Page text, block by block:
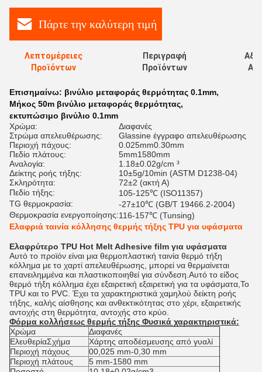
Πάρτε την καλύτερη τιμή
Λεπτομέρειες
Προϊόντων
Περιγραφή
Προϊόντων
Επισημαίνω: βινύλιο μεταφοράς θερμότητας 0.1mm,
Μήκος 50m βινύλιο μεταφοράς θερμότητας,
εκτυπώσιμο βινύλιο 0.1mm
Χρώμα:
Διαφανές
Στρώμα απελευθέρωσης:
Glassine έγγραφο απελευθέρωσης
Περιοχή πάχους:
0.025mm0.30mm
Πεδίο πλάτους:
5mm1580mm
Αναλογία:
1.18±0.02g/cm ³
Δείκτης ροής τήξης:
10±5g/10min (ASTM D1238-04)
Σκληρότητα:
72±2 (ακτή Α)
Πεδίο τήξης:
105-125℃ (ISO11357)
TG θερμοκρασία:
-27±10℃ (GB/T 19466.2-2004)
Θερμοκρασία ενεργοποίησης:116-157℃ (Tunsing)
Ελαφριά ταινία κόλλησης θερμής τήξης TPU για υφάσματα
Ελαφρύτερο TPU Hot Melt Adhesive film για υφάσματα
Αυτό το προϊόν είναι μια θερμοπλαστική ταινία θερμό τήξη
κόλλημα με το χαρτί απελευθέρωσης, μπορεί να θερμαίνεται
επανειλημμένα και πλαστικοποιηθεί για σύνδεση.Αυτό το είδος
θερμό τήξη κόλλημα έχει εξαιρετική εξαιρετική για τα υφάσματα,Το
TPU και το PVC. Έχει τα χαρακτηριστικά χαμηλού δείκτη ροής
τήξης, καλής αίσθησης και ανθεκτικότητας στο χέρι, εξαιρετικής
αντοχής στη θερμότητα, αντοχής στο κρύο.
Φόρμα κολλήσεως θερμής τήξης Φυσικά χαρακτηριστικά:
Χρώμα
Διαφανές
ΕλευθερίαΣχήμα
Χάρτης αποδέσμευσης από γυαλί
Περιοχή πάχους
00,025 mm-0,30 mm
Περιοχή πλάτους
5 mm-1580 mm